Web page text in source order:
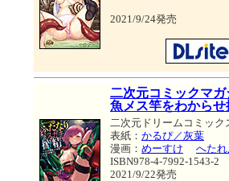
2021/9/24発売
二次元コミックマ
魚メス竿をわからせ
二次元ドリームコミック
表紙： かるぴ／灰葉
漫画： めーすけ
へた
ISBN978-4-7992-1543-2
2021/9/22発売